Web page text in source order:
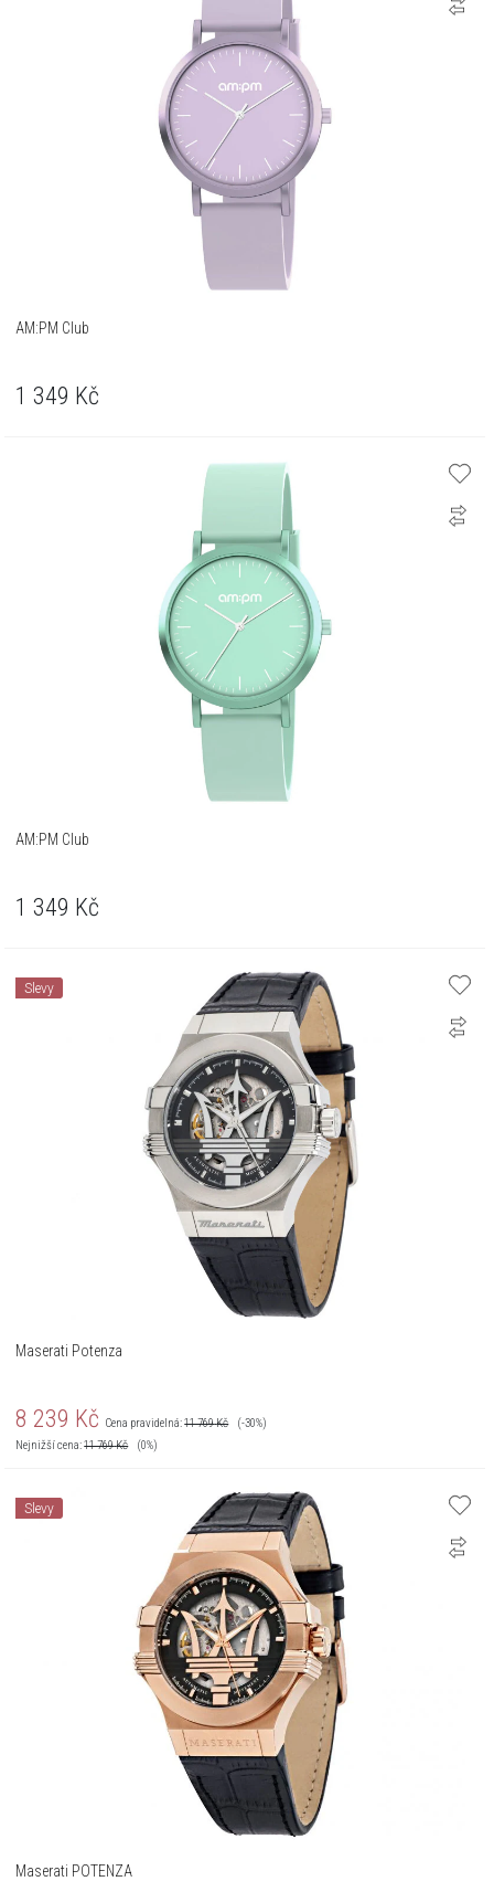
AM:PM Club
1 349 Kč
AM:PM Club
1 349 Kč
Slevy
Maserati Potenza
8 239 Kč Cena pravidelná:11 769Kč
(-30%)
Nejnižší cena:11 769Kč (0%)
Slevy
Maserati POTENZA